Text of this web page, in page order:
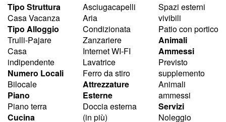
Tipo Struttura
Casa Vacanza
Tipo Alloggio
Trulli-Pajare
Casa
indipendente
Numero Locali
Bilocale
Piano
Piano terra
Cucina
Asciugacapelli
Aria
Condizionata
Zanzariere
Internet WI-FI
Lavatrice
Ferro da stiro
Attrezzature
Esterne
Doccia esterna
(in più)
Spazi esterni
vivibili
Patio con portico
Animali
Ammessi
Previsto
supplemento
Animali
ammessi
Servizi
Noleggio